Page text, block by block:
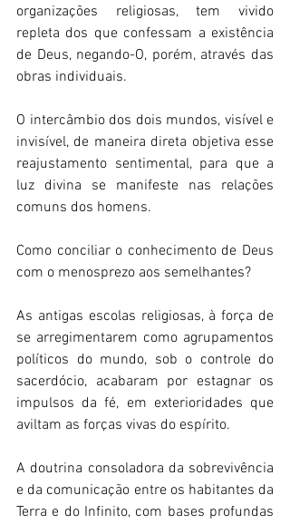
organizações religiosas, tem vivido
repleta dos que confessam a existência
de Deus, negando-O, porém, através das
obras individuais.
O intercâmbio dos dois mundos, visível e
invisível, de maneira direta objetiva esse
reajustamento sentimental, para que a
luz divina se manifeste nas relações
comuns dos homens.
Como conciliar o conhecimento de Deus
com o menosprezo aos semelhantes?
As antigas escolas religiosas, à força de
se arregimentarem como agrupamentos
políticos do mundo, sob o controle do
sacerdócio, acabaram por estagnar os
impulsos da fé, em exterioridades que
aviltam as forças vivas do espírito.
A doutrina consoladora da sobrevivência
e da comunicação entre os habitantes da
Terra e do Infinito, com bases profundas